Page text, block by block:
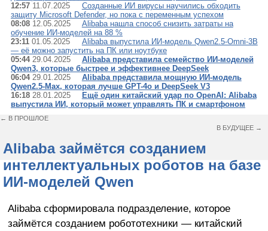
12:57 11.07.2025
Созданные ИИ вирусы научились обходить
защиту Microsoft Defender, но пока с переменным успехом
08:08 12.05.2025
Alibaba нашла способ снизить затраты на
обучение ИИ-моделей на 88 %
23:11 01.05.2025
Alibaba выпустила ИИ-модель Qwen2.5-Omni-3B
— её можно запустить на ПК или ноутбуке
05:4429.04.2025
Alibaba представила семейство ИИ-моделей
Qwen3, которые быстрее и эффективнее DeepSeek
06:0429.01.2025
Alibaba представила мощную ИИ-модель
Qwen2.5-Max, которая лучше GPT-4o и DeepSeek V3
16:18 28.01.2025
Ещё один китайский удар по OpenAI: Alibaba
выпустила ИИ, который может управлять ПК и смартфоном
← В ПРОШЛОЕ
В БУДУЩЕЕ →
Alibaba займётся созданием
интеллектуальных роботов на базе
ИИ-моделей Qwen
Alibaba сформировала подразделение, которое
займётся созданием робототехники — китайский